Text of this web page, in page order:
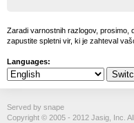
Zaradi varnostnih razlogov, prosimo,
zapustite spletni vir, ki je zahteval
Languages:
Served by snape
Copyright © 2005 - 2012 Jasig, Inc.